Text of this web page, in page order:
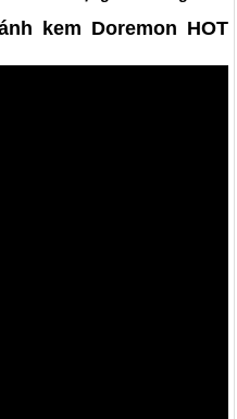
kem Doremon HOT